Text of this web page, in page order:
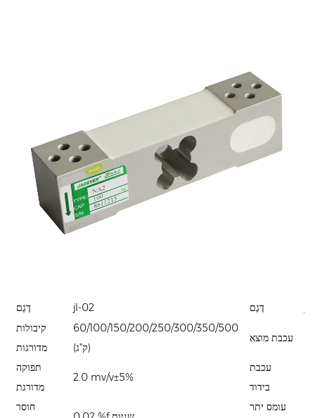
דֶגֶם jl-02 דֶגֶם
קיבולות
מדורגות
60/100/150/200/250/300/350/500
(ק"ג)
עכבת מוצא
תפוקה
מדורגת
2.0 mv/v±5%
עכבת
בידוד
חוסר
עומס יתר